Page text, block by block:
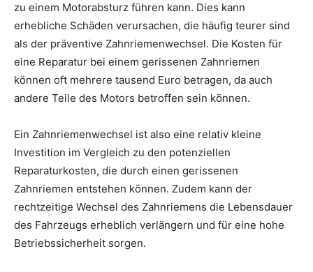
zu einem Motorabsturz führen kann. Dies kann
erhebliche Schäden verursachen, die häufig teurer sind
als der präventive Zahnriemenwechsel. Die Kosten für
eine Reparatur bei einem gerissenen Zahnriemen
können oft mehrere tausend Euro betragen, da auch
andere Teile des Motors betroffen sein können.
Ein Zahnriemenwechsel ist also eine relativ kleine
Investition im Vergleich zu den potenziellen
Reparaturkosten, die durch einen gerissenen
Zahnriemen entstehen können. Zudem kann der
rechtzeitige Wechsel des Zahnriemens die Lebensdauer
des Fahrzeugs erheblich verlängern und für eine hohe
Betriebssicherheit sorgen.